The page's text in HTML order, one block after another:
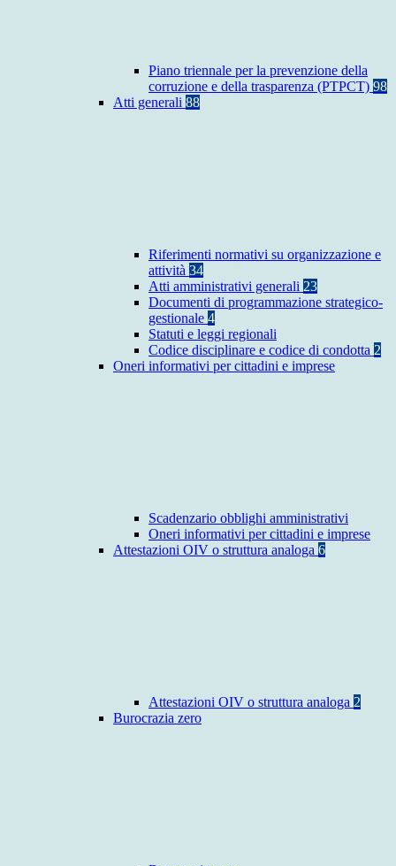
Piano triennale per la prevenzione della
corruzione e della trasparenza (PTPCT) 98
Atti generali 88
Riferimenti normativi su organizzazione e
attività 34
Atti amministrativi generali 23
Documenti di programmazione strategico-
gestionale 4
Statuti e leggi regionali
Codice disciplinare e codice di condotta 2
Oneri informativi per cittadini e imprese
Scadenzario obblighi amministrativi
Oneri informativi per cittadini e imprese
Attestazioni OIV o struttura analoga 6
Attestazioni OIV o struttura analoga 2
Burocrazia zero